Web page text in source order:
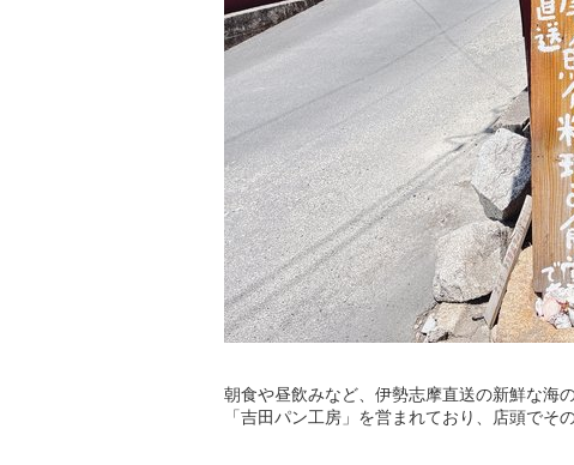
朝食や昼飲みなど、伊勢志摩直送の新鮮な海
「吉田パン工房」を営まれており、店頭でそ